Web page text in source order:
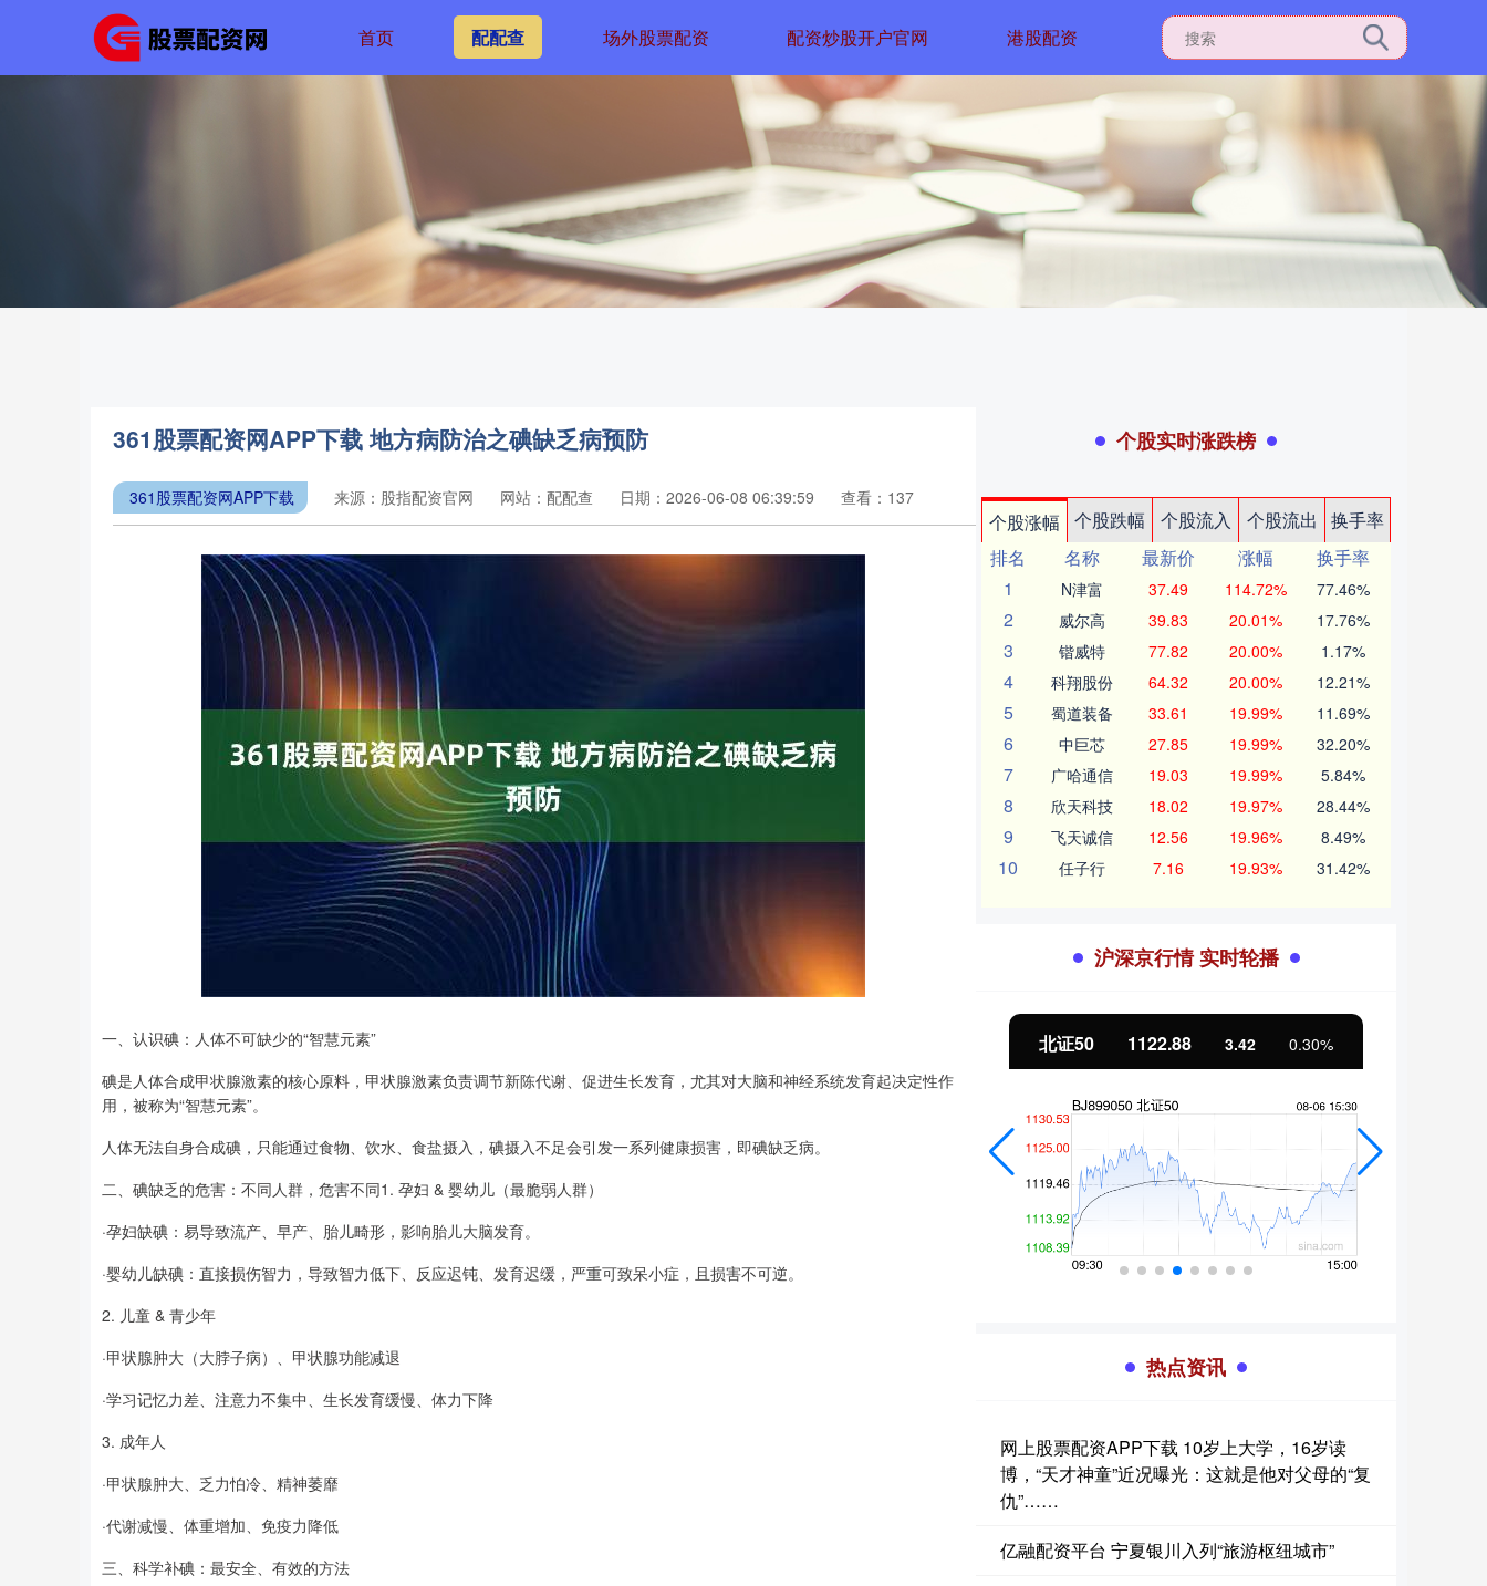
首页 配配查 场外股票配资 配资炒股开户官网 港股配资
361股票配资网APP下载 地方病防治之碘缺乏病预防
361股票配资网APP下载 来源：股指配资官网 网站：配配查 日期：2026-06-08 06:39:59 查看：137
一、认识碘：人体不可缺少的“智慧元素”
碘是人体合成甲状腺激素的核心原料，甲状腺激素负责调节新陈代谢、促进生长发育，尤其对大脑和神经系统发育起决定性作
用，被称为“智慧元素”。
人体无法自身合成碘，只能通过食物、饮水、食盐摄入，碘摄入不足会引发一系列健康损害，即碘缺乏病。
二、碘缺乏的危害：不同人群，危害不同1. 孕妇 & 婴幼儿（最脆弱人群）
·孕妇缺碘：易导致流产、早产、胎儿畸形，影响胎儿大脑发育。
·婴幼儿缺碘：直接损伤智力，导致智力低下、反应迟钝、发育迟缓，严重可致呆小症，且损害不可逆。
2. 儿童 & 青少年
·甲状腺肿大（大脖子病）、甲状腺功能减退
·学习记忆力差、注意力不集中、生长发育缓慢、体力下降
3. 成年人
·甲状腺肿大、乏力怕冷、精神萎靡
·代谢减慢、体重增加、免疫力降低
三、科学补碘：最安全、有效的方法
个股实时涨跌榜
个股涨幅 个股跌幅 个股流入 个股流出
换手率
排名
名称 最新价 涨幅
换手率
1
N津富 37.49 114.72% 77.46%
2 威尔高 39.83 20.01% 17.76%
3 锴威特 77.82 20.00% 1.17%
4 科翔股份 64.32 20.00% 12.21%
5 蜀道装备 33.61 19.99% 11.69%
6 中巨芯 27.85 19.99% 32.20%
7 广哈通信 19.03 19.99% 5.84%
8 欣天科技 18.02 19.97% 28.44%
9 飞天诚信 12.56 19.96% 8.49%
10 任子行 7.16 19.93% 31.42%
沪深京行情 实时轮播
深证成指 14110.12 北证50 1122.88 3.42 0.30%
热点资讯
网上股票配资APP下载 10岁上大学，16岁读
博，“天才神童”近况曝光：这就是他对父母的“复
仇”……
亿融配资平台 宁夏银川入列“旅游枢纽城市”